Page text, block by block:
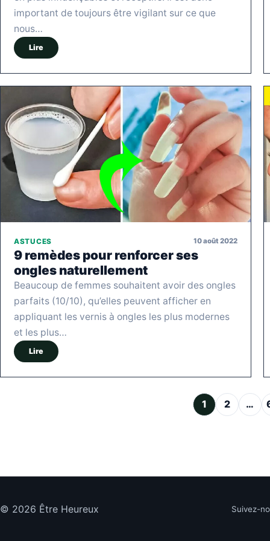
important de toujours être vigilant sur ce que
nous…
Lire
ASTUCES 10 août 2022
9 remèdes pour renforcer ses
ongles naturellement
Beaucoup de femmes souhaitent avoir des ongles
parfaits (10/10), qu’elles peuvent afficher en
appliquant les vernis à ongles les plus modernes
et les plus…
Lire
Pagination des publications 1 2 …
© 2026 Être Heureux Suivez-